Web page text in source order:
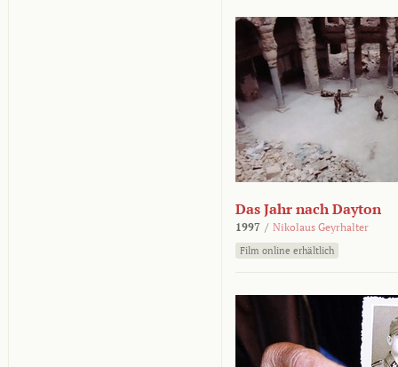
Das Jahr nach Dayton
1997 / Nikolaus Geyrhalter
Film online erhältlich